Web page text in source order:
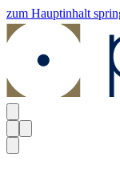
zum Hauptinhalt